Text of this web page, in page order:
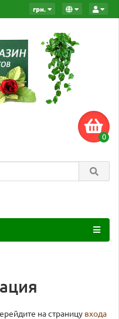
грн.
0
на страницу входа